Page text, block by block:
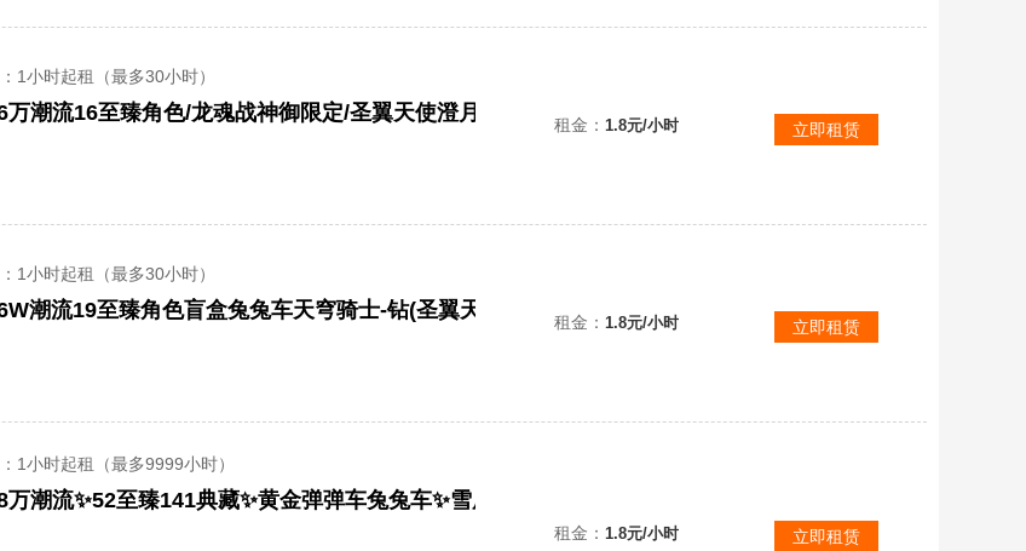
：1小时起租（最多30小时）
(禁打字)满氪条16万潮流16至臻角色/龙魂战神御限定/圣翼天使澄月白之隐天穹骑士5限定翅膀小羊红小豆
租金： 1.8元/小时 立即租赁
：1小时起租（最多30小时）
租金： 1.8元/小时 立即租赁
：1小时起租（最多9999小时）
租金： 1.8元/小时 立即租赁